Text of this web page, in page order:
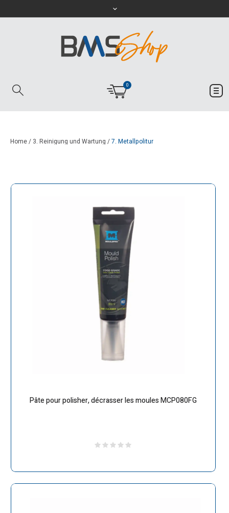
0
Home/ 3. Reinigung und Wartung /7. Metallpolitur
Pâte pour polisher, décrasser les moules MCP080FG